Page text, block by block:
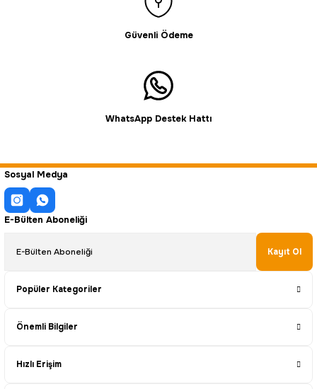
Güvenli Ödeme
WhatsApp Destek Hattı
Sosyal Medya
E-Bülten Aboneliği
Kayıt Ol
Popüler Kategoriler
Önemli Bilgiler
Hızlı Erişim